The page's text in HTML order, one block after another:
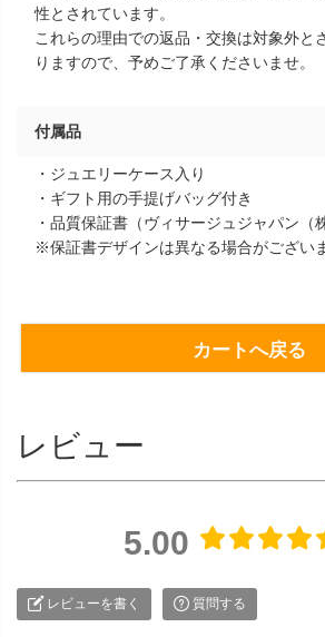
性とされています。
これらの理由での返品・交換は対象外と
りますので、予めご了承くださいませ。
付属品
・ジュエリーケース入り
・ギフト用の手提げバッグ付き
・品質保証書（ヴィサージュジャパン（
※保証書デザインは異なる場合がござい
カートへ戻る
レビュー
5.00
レビューを書く 質問する